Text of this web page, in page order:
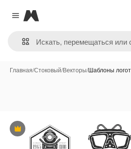
Close menu
Magnific
Главная/Стоковый/Векторы/Шаблоны
Премиум